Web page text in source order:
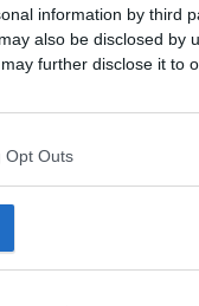
information by third
also be disclosed by
further disclose it to
Opt Outs